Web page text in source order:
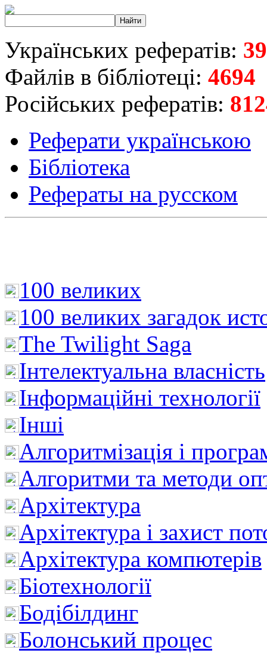
Українських рефератів:
Файлів в бібліотеці: 4694
Російських рефератів:
Реферати українською
Бібліотека
Рефераты на русском
100 великих
100 великих загадок
The Twilight Saga
Інтелектуальна влaсність
Інформаційні технології
Інші
Алгоритмізація і
Алгоритми та методи
Архітектура
Архітектура і захист
Архітектура компютерів
Біотехнології
Бодібілдинг
Болонський процес